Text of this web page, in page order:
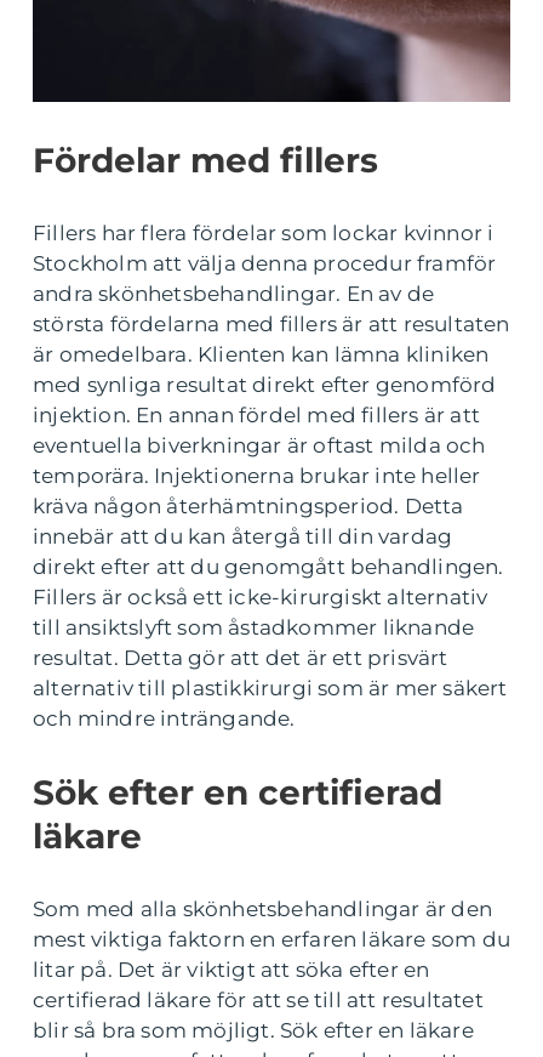
Fördelar med fillers
Fillers har flera fördelar som lockar kvinnor i
Stockholm att välja denna procedur framför
andra skönhetsbehandlingar. En av de
största fördelarna med fillers är att resultaten
är omedelbara. Klienten kan lämna kliniken
med synliga resultat direkt efter genomförd
injektion. En annan fördel med fillers är att
eventuella biverkningar är oftast milda och
temporära. Injektionerna brukar inte heller
kräva någon återhämtningsperiod. Detta
innebär att du kan återgå till din vardag
direkt efter att du genomgått behandlingen.
Fillers är också ett icke-kirurgiskt alternativ
till ansiktslyft som åstadkommer liknande
resultat. Detta gör att det är ett prisvärt
alternativ till plastikkirurgi som är mer säkert
och mindre inträngande.
Sök efter en certifierad
läkare
Som med alla skönhetsbehandlingar är den
mest viktiga faktorn en erfaren läkare som du
litar på. Det är viktigt att söka efter en
certifierad läkare för att se till att resultatet
blir så bra som möjligt. Sök efter en läkare